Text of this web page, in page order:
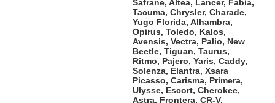
Safrane, Altea, Lancer, Fabia,
Tacuma, Chrysler, Charade,
Yugo Florida, Alhambra,
Opirus, Toledo, Kalos,
Avensis, Vectra, Palio, New
Beetle, Tiguan, Taurus,
Ritmo, Pajero, Yaris, Caddy,
Solenza, Elantra, Xsara
Picasso, Carisma, Primera,
Ulysse, Escort, Cherokee,
Astra, Frontera, CR-V,